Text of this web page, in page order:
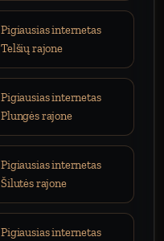
Pigiausias internetas
Telšių rajone
Pigiausias internetas
Plungės rajone
Pigiausias internetas
Šilutės rajone
Pigiausias internetas